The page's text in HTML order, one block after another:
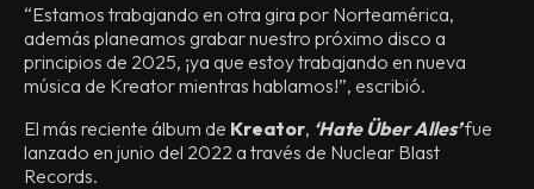
“Estamos trabajando en otra gira por Norteamérica,
además planeamos grabar nuestro próximo disco a
principios de 2025, ¡ya que estoy trabajando en nueva
música de Kreator mientras hablamos!”, escribió.
El más reciente álbum de Kreator, ‘Hate Über Alles’fue
lanzado en junio del 2022 a través de Nuclear Blast
Records.